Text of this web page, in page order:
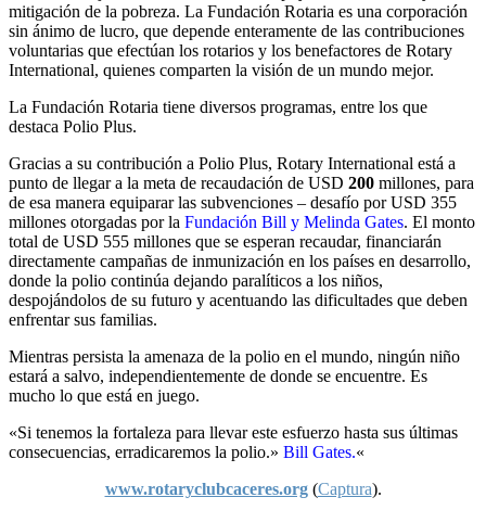
mitigación de la pobreza. La Fundación Rotaria es una corporación
sin ánimo de lucro, que depende enteramente de las contribuciones
voluntarias que efectúan los rotarios y los benefactores de Rotary
International, quienes comparten la visión de un mundo mejor.
La Fundación Rotaria tiene diversos programas, entre los que
destaca Polio Plus.
Gracias a su contribución a Polio Plus, Rotary International está a
punto de llegar a la meta de recaudación de USD 200 millones, para
de esa manera equiparar las subvenciones – desafío por USD 355
millones otorgadas por la Fundación Bill y Melinda Gates. El monto
total de USD 555 millones que se esperan recaudar, financiarán
directamente campañas de inmunización en los países en desarrollo,
donde la polio continúa dejando paralíticos a los niños,
despojándolos de su futuro y acentuando las dificultades que deben
enfrentar sus familias.
Mientras persista la amenaza de la polio en el mundo, ningún niño
estará a salvo, independientemente de donde se encuentre. Es
mucho lo que está en juego.
«Si tenemos la fortaleza para llevar este esfuerzo hasta sus últimas
consecuencias, erradicaremos la polio.» Bill Gates.«
www.rotaryclubcaceres.org(Captura).